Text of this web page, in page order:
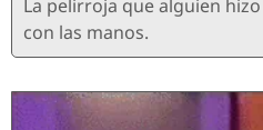
La pelirroja que alguien
con las manos.